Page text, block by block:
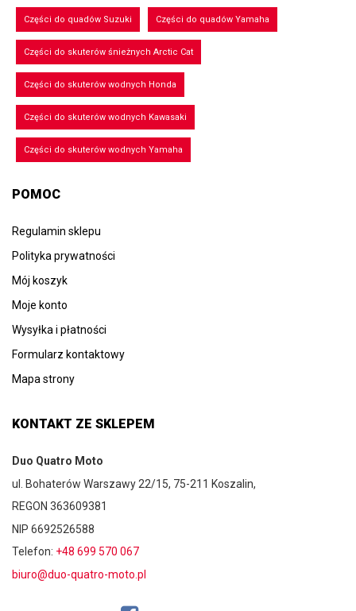
Części do quadów Suzuki Części do quadów Yamaha
Części do skuterów śnieżnych Arctic Cat
Części do skuterów wodnych Honda
Części do skuterów wodnych Kawasaki
Części do skuterów wodnych Yamaha
POMOC
Regulamin sklepu
Polityka prywatności
Mój koszyk
Moje konto
Wysyłka i płatności
Formularz kontaktowy
Mapa strony
KONTAKT ZE SKLEPEM
Duo Quatro Moto
ul. Bohaterów Warszawy 22/15, 75-211 Koszalin,
REGON 363609381
NIP 6692526588
Telefon: +48 699 570 067
biuro@duo-quatro-moto.pl